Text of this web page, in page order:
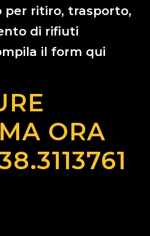
per ritiro, trasporto,
di rifiuti
il form qui
ORA